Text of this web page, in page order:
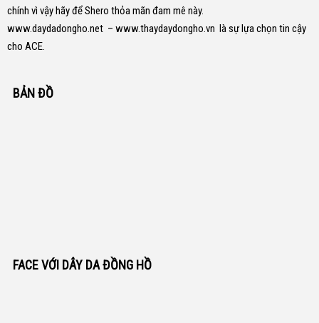
chính vì vậy hãy để Shero thỏa mãn đam mê này.
www.daydadongho.net – www.thaydaydongho.vn là sự lựa chọn tin cậy
cho ACE.
BẢN ĐỒ
FACE VỚI DÂY DA ĐỒNG HỒ